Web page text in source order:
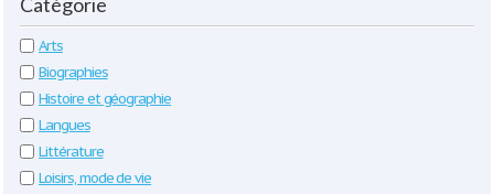
Arts
Biographies
Histoire et géographie
Langues
Littérature
Loisirs, mode de vie